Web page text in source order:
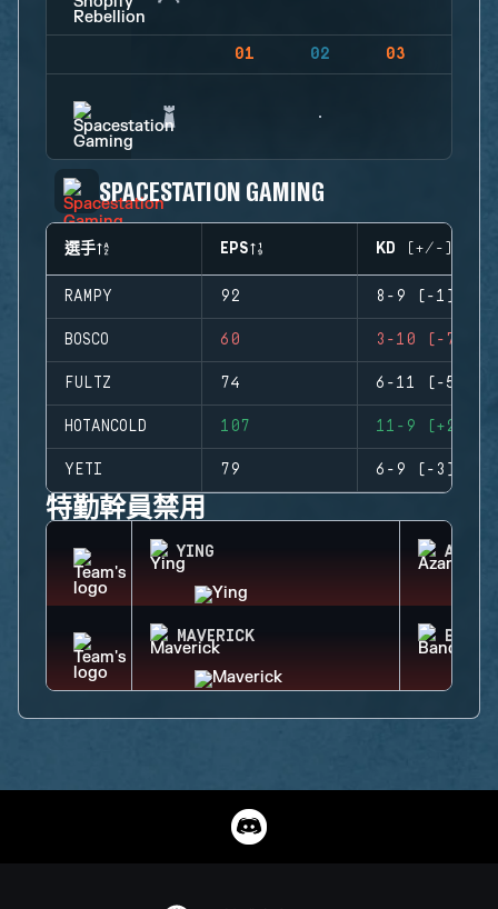
01 02 03
SPACESTATION GAMING
選手 EPS KD (+/-)
RAMPY 92 8-9 (-1)
BOSCO 60 3-10 (-7)
FULTZ 74 6-11 (-5)
HOTANCOLD 107 11-9 (+2)
YETI 79 6-9 (-3)
特勤幹員禁用
YING AZAMI
MAVERICK